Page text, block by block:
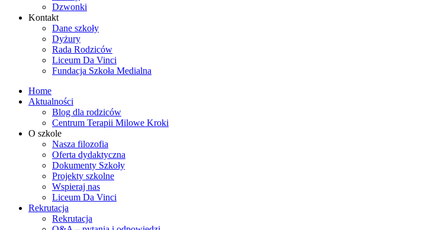
Dzwonki
Kontakt
Dane szkoły
Dyżury
Rada Rodziców
Liceum Da Vinci
Fundacja Szkoła Medialna
Home
Aktualności
Blog dla rodziców
Centrum Terapii Milowe Kroki
O szkole
Nasza filozofia
Oferta dydaktyczna
Dokumenty Szkoły
Projekty szkolne
Wspieraj nas
Liceum Da Vinci
Rekrutacja
Rekrutacja